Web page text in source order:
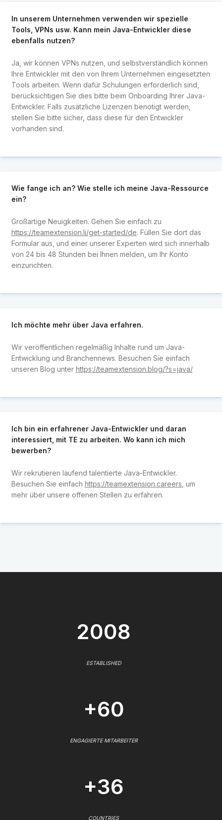
In unserem Unternehmen verwenden wir spezielle
Tools, VPNs usw. Kann mein Java-Entwickler diese
ebenfalls nutzen?
Ja, wir können VPNs nutzen, und selbstverständlich können
Ihre Entwickler mit den von Ihrem Unternehmen eingesetzten
Tools arbeiten. Wenn dafür Schulungen erforderlich sind,
berücksichtigen Sie dies bitte beim Onboarding Ihrer Java-
Entwickler. Falls zusätzliche Lizenzen benötigt werden,
stellen Sie bitte sicher, dass diese für den Entwickler
vorhanden sind.
Wie fange ich an? Wie stelle ich meine Java-Ressource
ein?
Großartige Neuigkeiten. Gehen Sie einfach zu
https://teamextension.li/get-started/de. Füllen Sie dort das
Formular aus, und einer unserer Experten wird sich innerhalb
von 24 bis 48 Stunden bei Ihnen melden, um Ihr Konto
einzurichten.
Ich möchte mehr über Java erfahren.
Wir veröffentlichen regelmäßig Inhalte rund um Java-
Entwicklung und Branchennews. Besuchen Sie einfach
unseren Blog unter https://teamextension.blog/?s=java/
Ich bin ein erfahrener Java-Entwickler und daran
interessiert, mit TE zu arbeiten. Wo kann ich mich
bewerben?
Wir rekrutieren laufend talentierte Java-Entwickler.
Besuchen Sie einfach https://teamextension.careers , um
mehr über unsere offenen Stellen zu erfahren.
2008
ESTABLISHED
+60
ENGAGIERTE MITARBEITER
+36
COUNTRIES